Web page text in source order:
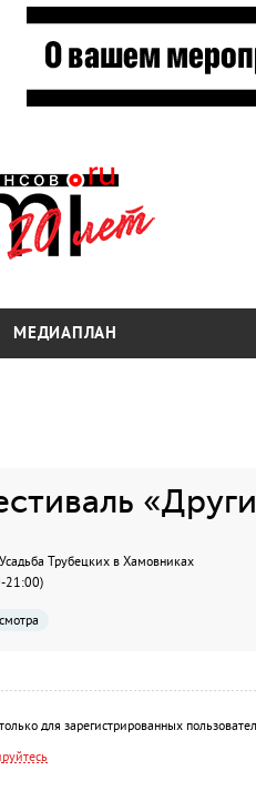
МЕДИАПЛАН
Трубецких в Хамовниках
21:00)
для зарегистрированных